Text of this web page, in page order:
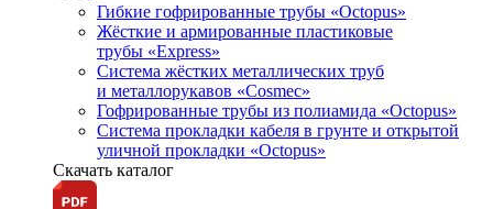
Гибкие гофрированные трубы «Octopus»
Жёсткие и армированные пластиковые
трубы «Express»
Система жёстких металлических труб
и металлорукавов «Cosmec»
Гофрированные трубы из полиамида «Octopus»
Система прокладки кабеля в грунте и открытой
уличной прокладки «Octopus»
Скачать каталог